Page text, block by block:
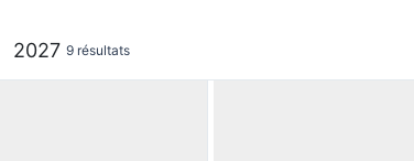
2027 9 résultats